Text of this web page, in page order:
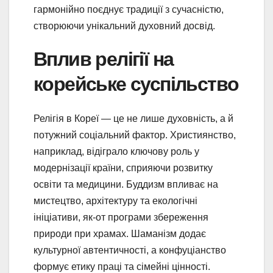
гармонійно поєднує традиції з сучасністю,
створюючи унікальний духовний досвід.
Вплив релігії на
корейське суспільство
Релігія в Кореї — це не лише духовність, а й
потужний соціальний фактор. Християнство,
наприклад, відіграло ключову роль у
модернізації країни, сприяючи розвитку
освіти та медицини. Буддизм впливає на
мистецтво, архітектуру та екологічні
ініціативи, як-от програми збереження
природи при храмах. Шаманізм додає
культурної автентичності, а конфуціанство
формує етику праці та сімейні цінності.